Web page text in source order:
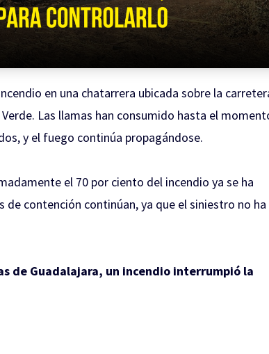
en una chatarrera ubicada sobre la
Las llamas han consumido hasta el
y el fuego continúa propagándose.
el 70 por ciento del incendio ya se ha
contención continúan, ya que el siniestro no
de Guadalajara, un incendio interrumpió la